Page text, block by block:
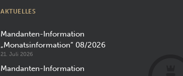
AKTUELLES
Mandanten-Information
„Monatsinformation“ 08/2026
21. Juli 2026
Mandanten-Information